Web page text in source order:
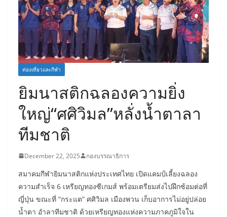
ท่องเที่ยวและกีฬา
ยิมนาสติกฉลองความยิ่ง
ใหญ่“ศศิวิมล”หลั่งน้ำตาลา
ทีมชาติ
December 22, 2025 กองบรรณาธิการ
สมาคมกีฬายิมนาสติกแห่งประเทศไทย เปิดแคมป์เลี้ยงฉลอง
ความสำเร็จ 6 เหรียญทองซีเกมส์ พร้อมเตรียมส่งไปฝึกซ้อมต่อที่
ญี่ปุ่น ขณะที่ “กระแต” ศศิวิมล เมืองพวน เก็บอาการไม่อยู่ปล่อย
น้ำตา อำลาทีมชาติ ด้วยเหรียญทองแห่งความภาคภูมิใจใน